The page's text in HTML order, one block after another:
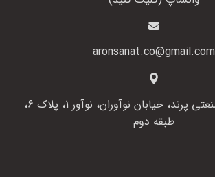
aronsanat.co@gmail.com
تهران، شهرک صنعتی پرند، خیابان نوآوران، نوآور 1، پلاک 6،
طبقه دوم